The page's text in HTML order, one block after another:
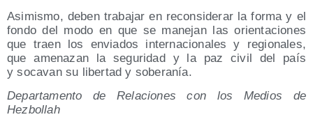
Asi­mis­mo, deben tra­ba­jar en recon­si­de­rar la for­ma y el
fon­do del modo en que se mane­jan las orien­ta­cio­nes
que traen los envia­dos inter­na­cio­na­les y regio­na­les,
que ame­na­zan la segu­ri­dad y la paz civil del país
y soca­van su liber­tad y soberanía.
Depar­ta­men­to de Rela­cio­nes con los Medios de
Hezbollah